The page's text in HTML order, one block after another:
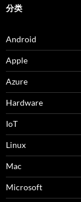
分类
Android
Apple
Azure
Hardware
IoT
Linux
Mac
Microsoft